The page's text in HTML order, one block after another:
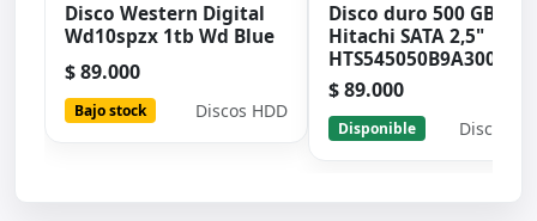
Disco Western Digital
Wd10spzx 1tb Wd Blue
$ 89.000
Bajo stock Discos HDD
Disco duro 500 GB
Hitachi SATA 2,5"
HTS545050B9A300
$ 89.000
Disponible Discos